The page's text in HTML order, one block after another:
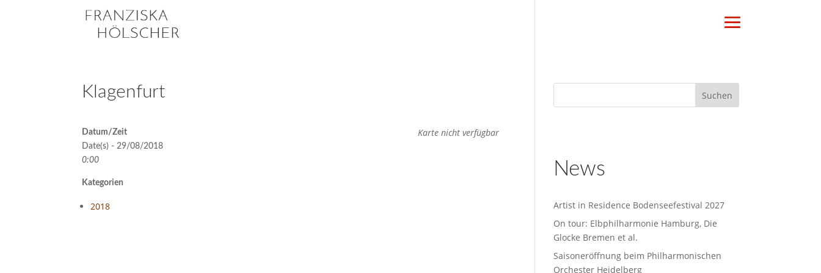
Klagenfurt
Karte nicht verfügbar
Datum/Zeit
Date(s) - 29/08/2018
0:00
Kategorien
2018
News
Artist in Residence Bodenseefestival 2027
On tour: Elbphilharmonie Hamburg, Die
Glocke Bremen et al.
Saisoneröffnung beim Philharmonischen
Orchester Heidelberg